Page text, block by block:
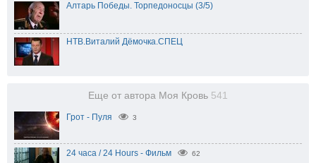
Алтарь Победы. Торпедоносцы (3/5)
НТВ.Виталий Дёмочка.СПЕЦ
Еще от автора Моя Кровь 541
Грот - Пуля 3
24 часа / 24 Hours - Фильм 62